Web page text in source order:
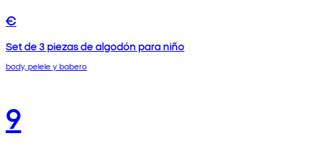
€
Set de 3 piezas de algodón para niño
body, pelele y babero
9